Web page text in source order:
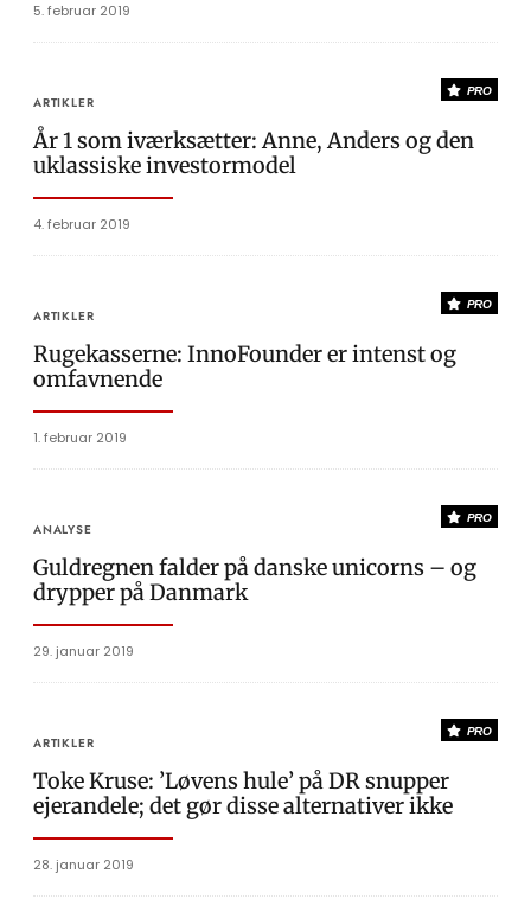
5. februar 2019
PRO
ARTIKLER
År 1 som iværksætter: Anne, Anders og den
uklassiske investormodel
4. februar 2019
PRO
ARTIKLER
Rugekasserne: InnoFounder er intenst og
omfavnende
1. februar 2019
PRO
ANALYSE
Guldregnen falder på danske unicorns – og
drypper på Danmark
29. januar 2019
PRO
ARTIKLER
Toke Kruse: ’Løvens hule’ på DR snupper
ejerandele; det gør disse alternativer ikke
28. januar 2019